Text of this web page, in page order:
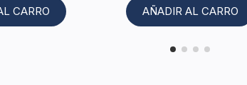
CARRO AÑADIR AL CARRO